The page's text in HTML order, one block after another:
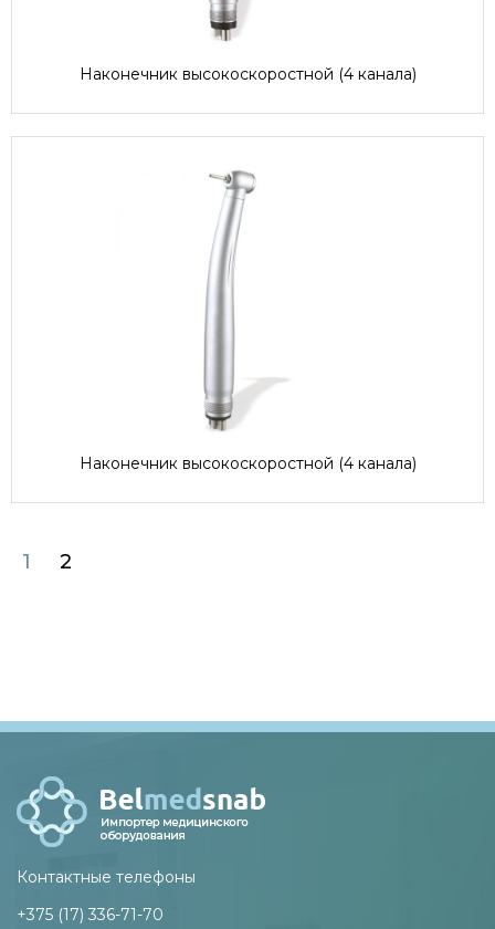
Наконечник высокоскоростной (4 канала)
Наконечник высокоскоростной (4 канала)
1 2
Контактные телефоны
+375 (17) 336-71-70